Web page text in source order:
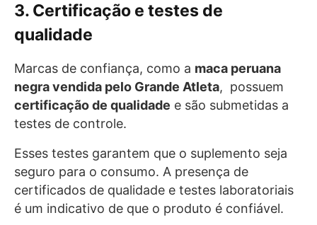
3. Certificação e testes de
qualidade
Marcas de confiança, como a maca peruana
negra vendida pelo Grande Atleta, possuem
certificação de qualidade e são submetidas a
testes de controle.
Esses testes garantem que o suplemento seja
seguro para o consumo. A presença de
certificados de qualidade e testes laboratoriais
é um indicativo de que o produto é confiável.